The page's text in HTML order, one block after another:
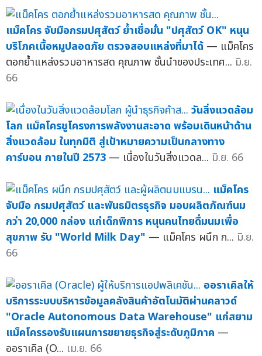
แม็คโคร จับมือกรมปศุสัตว์ ย้ำเชื่อมั่น "ปศุสัตว์ OK" หนุน
บริโภคเนื้อหมูปลอดภัย ตรวจสอบแหล่งที่มาได้ — แม็คโคร
ตอกย้ำแหล่งรวมอาหารสด คุณภาพ ชั้นนำของประเทศ... มิ.ย.
66
วันสิ่งแวดล้อม
โลก แม็คโครชูโครงการพลังงานสะอาด พร้อมเดินหน้าด้าน
สิ่งแวดล้อม ในทุกมิติ สู่เป้าหมายความเป็นกลางทาง
คาร์บอน ภายในปี 2573 — เนื่องในวันสิ่งแวดล... มิ.ย. 66
แม็คโคร
จับมือ กรมปศุสัตว์ และพันธมิตรธุรกิจ มอบผลิตภัณฑ์นม
กว่า 20,000 กล่อง แก่เด็กพิการ หนุนคนไทยดื่มนมเพื่อ
สุขภาพ รับ "World Milk Day" — แม็คโคร ผนึก ก... มิ.ย.
66
ออราเคิลให้
บริการระบบบริหารข้อมูลคลังสินค้าอัตโนมัติผ่านคลาวด์
"Oracle Autonomous Data Warehouse" แก่สยาม
แม็คโครรองรับแผนการขยายธุรกิจสู่ระดับภูมิภาค —
ออราเคิล (O... เม.ย. 66